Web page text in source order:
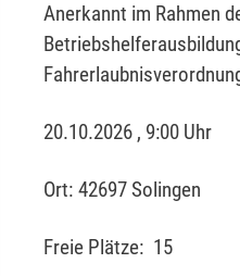
Anerkannt im Rahmen
20.10.2026 , 9:00 Uhr
Ort: 42697 Solingen
Freie Plätze: 15